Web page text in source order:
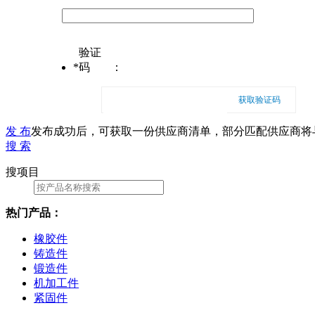
*
验证
码
：
获取验证码
发 布发布成功后，可获取一份供应商清单，部分匹配供应商
搜 索
搜项目
热门产品：
橡胶件
铸造件
锻造件
机加工件
紧固件